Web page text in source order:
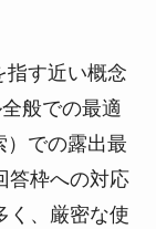
す近い概念
般での最適
）での露出最
答枠への対応
く、厳密な使